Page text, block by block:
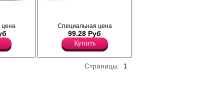
с
цена
анатомической пяткой из
высококачественного хлопка с
добавлением полиамида, полиэстера и
эластана. Натуральный хлопок
обеспечивает мягкость и
воздухопроницаемость, а синтетические
волокна добавляют износостойкость,
Специальная цена
99.28 Руб
Купить
Страницы: 1